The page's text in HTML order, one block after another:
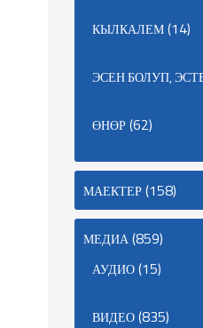
КЫЛКАЛЕМ(14)
ЭСЕН БОЛУП,
ӨНӨР(62)
МАЕКТЕР(158)
МЕДИА(859)
АУДИО(15)
ВИДЕО(835)